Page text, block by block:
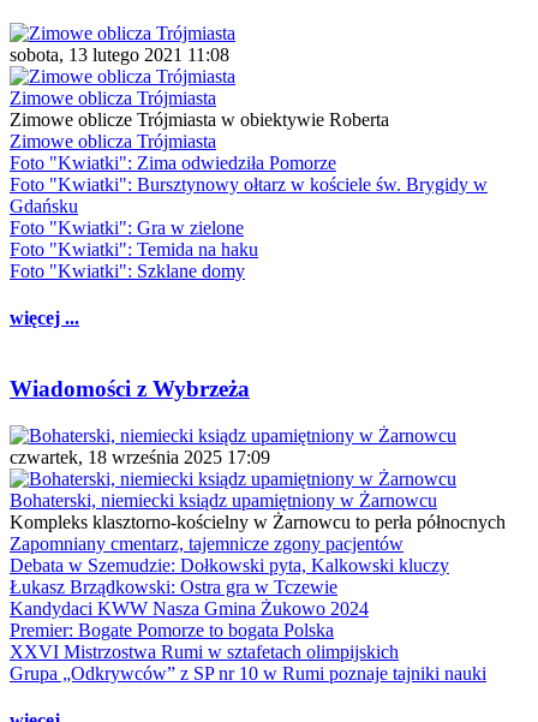
sobota, 13 lutego 2021 11:08
Zimowe oblicza Trójmiasta
Zimowe oblicze Trójmiasta w obiektywie Roberta
Zimowe oblicza Trójmiasta
Foto "Kwiatki": Zima odwiedziła Pomorze
Foto "Kwiatki": Bursztynowy ołtarz w kościele św. Brygidy w
Gdańsku
Foto "Kwiatki": Gra w zielone
Foto "Kwiatki": Temida na haku
Foto "Kwiatki": Szklane domy
więcej ...
Wiadomości z Wybrzeża
czwartek, 18 września 2025 17:09
Bohaterski, niemiecki ksiądz upamiętniony w Żarnowcu
Kompleks klasztorno-kościelny w Żarnowcu to perła północnych
Zapomniany cmentarz, tajemnicze zgony pacjentów
Debata w Szemudzie: Dołkowski pyta, Kalkowski kluczy
Łukasz Brządkowski: Ostra gra w Tczewie
Kandydaci KWW Nasza Gmina Żukowo 2024
Premier: Bogate Pomorze to bogata Polska
XXVI Mistrzostwa Rumi w sztafetach olimpijskich
Grupa „Odkrywców” z SP nr 10 w Rumi poznaje tajniki nauki